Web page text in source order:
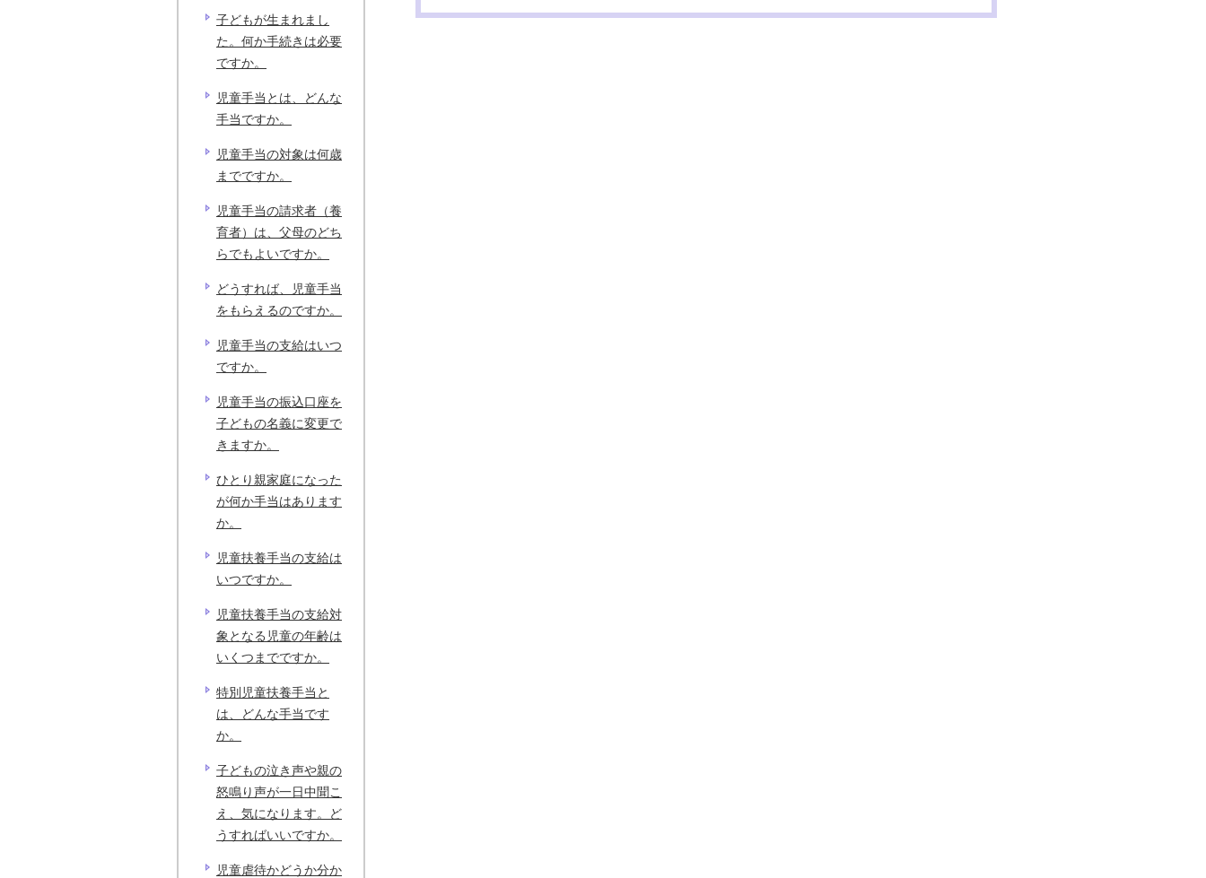
子どもが生まれまし
た。何か手続きは必要
ですか。
児童手当とは、どんな
手当ですか。
児童手当の対象は何歳
までですか。
児童手当の請求者（養
育者）は、父母のどち
らでもよいですか。
どうすれば、児童手当
をもらえるのですか。
児童手当の支給はいつ
ですか。
児童手当の振込口座を
子どもの名義に変更で
きますか。
ひとり親家庭になった
が何か手当はあります
か。
児童扶養手当の支給は
いつですか。
児童扶養手当の支給対
象となる児童の年齢は
いくつまでですか。
特別児童扶養手当と
は、どんな手当です
か。
子どもの泣き声や親の
怒鳴り声が一日中聞こ
え、気になります。ど
うすればいいですか。
児童虐待かどうか分か